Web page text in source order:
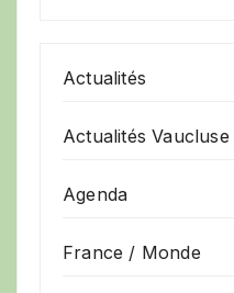
Actualités
Actualités Vaucluse
Agenda
France / Monde